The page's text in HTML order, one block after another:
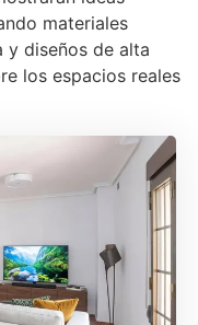
materiales
y diseños de alta
los espacios reales